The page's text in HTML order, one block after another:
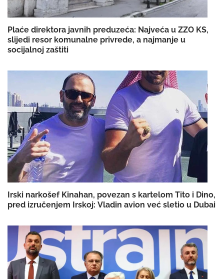
Plaće direktora javnih preduzeća: Najveća u ZZO KS,
slijedi resor komunalne privrede, a najmanje u
socijalnoj zaštiti
Irski narkošef Kinahan, povezan s kartelom Tito i Dino,
pred izručenjem Irskoj: Vladin avion već sletio u Dubai